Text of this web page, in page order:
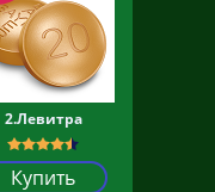
2.Левитра
Купить